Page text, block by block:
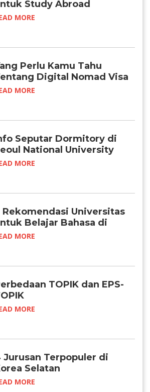
Study Abroad
MORE
Perlu Kamu Tahu
Digital Nomad Visa
MORE
Seputar Dormitory di
National University
MORE
Rekomendasi Universitas
Belajar Bahasa di
MORE
TOPIK dan EPS-
MORE
Jurusan Terpopuler di
Selatan
MORE